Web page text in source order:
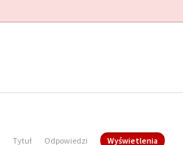
Tytuł Odpowiedzi Wyświetlenia